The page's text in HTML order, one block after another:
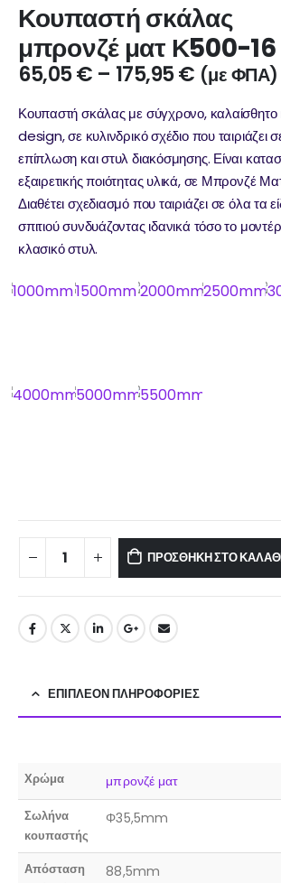
Κουπαστή σκάλας
μπρονζέ ματ Κ500-16
65,05€ – 175,95€ (με ΦΠΑ)
Κουπαστή σκάλας με σύγχρονο, καλαίσθητο
design, σε κυλινδρικό σχέδιο που ταιριάζει
επίπλωση και στυλ διακόσμησης. Είναι
εξαιρετικής ποιότητας υλικά, σε Μπρονζέ
Διαθέτει σχεδιασμό που ταιριάζει σε όλα τα
σπιτιού συνδυάζοντας ιδανικά τόσο το
κλασικό στυλ.
ΠΡΟΣΘΉΚΗ ΣΤΟ
ΕΠΙΠΛΈΟΝ ΠΛΗΡΟΦΟΡΊΕΣ
Χρώμα μπρονζέ ματ
Σωλήνα
κουπαστής
Φ35,5mm
Απόσταση
88,5mm